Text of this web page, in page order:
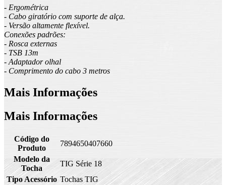
- Ergométrica
- Cabo giratório com suporte de alça.
- Versão altamente flexível.
Conexões padrões:
- Rosca externas
- TSB 13m
- Adaptador olhal
- Comprimento do cabo 3 metros
Mais Informações
Mais Informações
Código do
Produto
7894650407660
Modelo da
Tocha
TIG Série 18
Tipo Acessório Tochas TIG